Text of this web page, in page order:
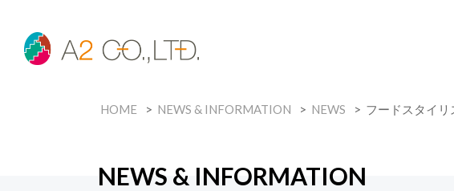
HOME NEWS & INFORMATION NEWS フードスタイ
NEWS & INFORMATION